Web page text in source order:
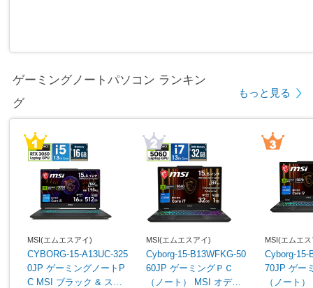
ゲーミングノートパソコン ランキン
グ
もっと見る
MSI(エムエスアイ)
CYBORG-15-A13UC-325
0JP ゲーミングノートP
C MSI ブラック & スケ
MSI(エムエスアイ)
Cyborg-15-B13WFKG-50
60JP ゲーミングＰＣ
（ノート） MSI オデッ
MSI(エムエ
Cyborg-15-
70JP ゲー
（ノート） オデッセイグ